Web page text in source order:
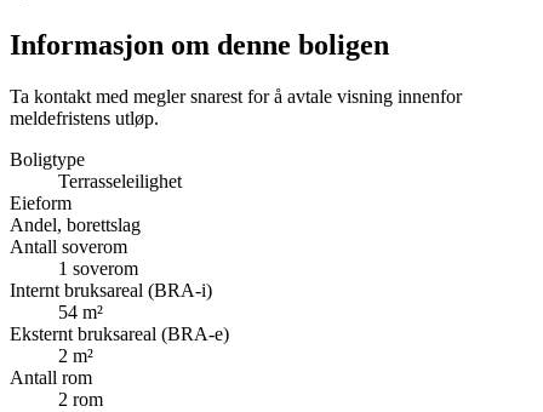
Informasjon om denne boligen
Ta kontakt med megler snarest for å avtale visning innenfor
meldefristens utløp.
Boligtype
Terrasseleilighet
Eieform
Andel, borettslag
Antall soverom
1 soverom
Internt bruksareal (BRA-i)
54 m²
Eksternt bruksareal (BRA-e)
2 m²
Antall rom
2 rom